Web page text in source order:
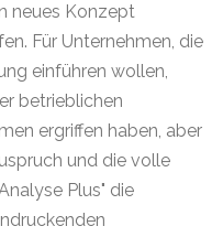
neues Konzept
Für Unternehmen, die
einführen wollen,
betrieblichen
ergriffen haben, aber
und die volle
Plus" die